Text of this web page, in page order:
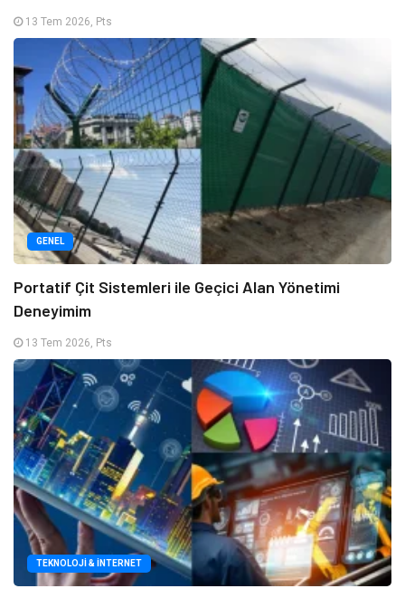
13 Tem 2026, Pts
GENEL
Portatif Çit Sistemleri ile Geçici Alan Yönetimi
Deneyimim
13 Tem 2026, Pts
TEKNOLOJI & İNTERNET